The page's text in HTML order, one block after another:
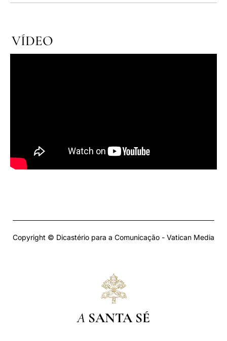
VÍDEO
Copyright © Dicastério para a Comunicação - Vatican Media
A SANTA SÉ